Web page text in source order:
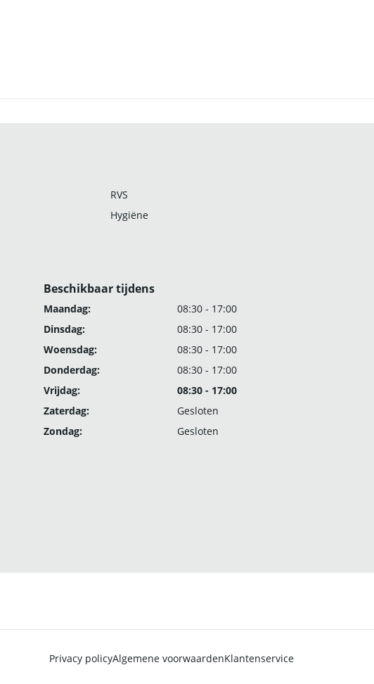
RVS
Hygiëne
Beschikbaar tijdens
Maandag:
08:30 - 17:00
Dinsdag:
08:30 - 17:00
Woensdag:
08:30 - 17:00
Donderdag:
08:30 - 17:00
Vrijdag:
08:30 - 17:00
Zaterdag:
Gesloten
Zondag:
Gesloten
Privacy policyAlgemene voorwaardenKlantenservice